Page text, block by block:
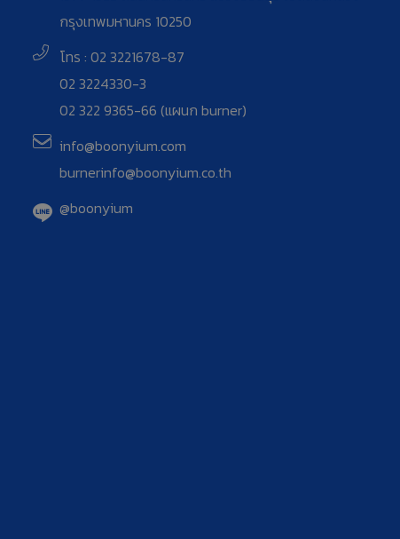
กรุงเทพมหานคร 10250
โทร : 02 3221678-87
02 3224330-3
02 322 9365-66 (แผนก burner)
info@boonyium.com
burnerinfo@boonyium.co.th
@boonyium